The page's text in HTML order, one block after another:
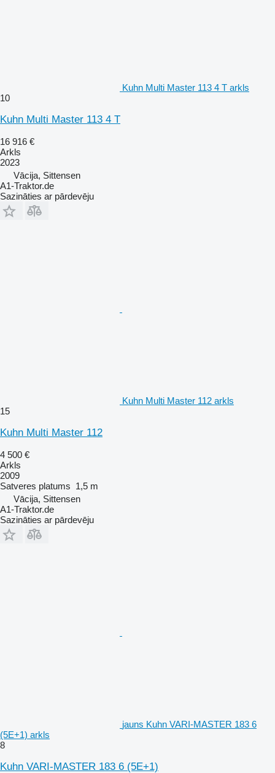
Kuhn Multi Master 113 4 T arkls
10
Kuhn Multi Master 113 4 T
16 916 €
Arkls
2023
Vācija, Sittensen
A1-Traktor.de
Sazināties ar pārdevēju
Kuhn Multi Master 112 arkls
15
Kuhn Multi Master 112
4 500 €
Arkls
2009
Satveres platums 1,5 m
Vācija, Sittensen
A1-Traktor.de
Sazināties ar pārdevēju
jauns Kuhn VARI-MASTER 183 6
(5E+1) arkls
8
Kuhn VARI-MASTER 183 6 (5E+1)